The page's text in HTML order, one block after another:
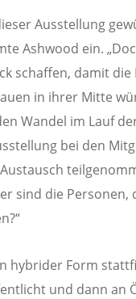
Ausstellung
Ashwood ein.
schaffen, damit
in ihrer Mitte
Wandel im Lauf
bei den
sind die Personen,
hybrider Form
und dann an